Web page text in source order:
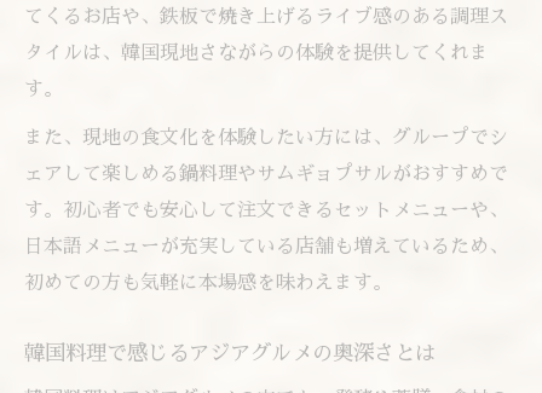
手間なく味わう韓国料理の持ち帰り体験
韓国料理のデリバリーが人気の理由解説
ん
てくるお店や、鉄板で焼き上げるライブ感のある調理ス
タイルは、韓国現地さながらの体験を提供してくれま
す。
また、現地の食文化を体験したい方には、グループでシ
ェアして楽しめる鍋料理やサムギョプサルがおすすめで
す。初心者でも安心して注文できるセットメニューや、
日本語メニューが充実している店舗も増えているため、
初めての方も気軽に本場感を味わえます。
韓国料理で感じるアジアグルメの奥深さとは